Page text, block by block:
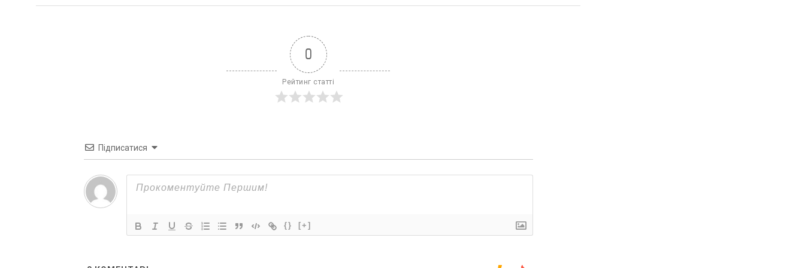
0
Рейтинг статті
Підписатися
{} [+]